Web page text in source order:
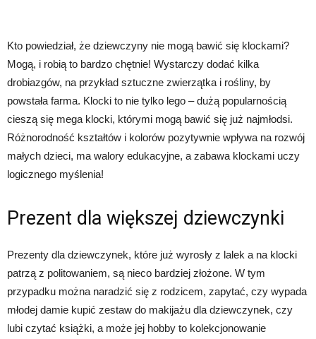
Kto powiedział, że dziewczyny nie mogą bawić się klockami?
Mogą, i robią to bardzo chętnie! Wystarczy dodać kilka
drobiazgów, na przykład sztuczne zwierzątka i rośliny, by
powstała farma. Klocki to nie tylko lego – dużą popularnością
cieszą się mega klocki, którymi mogą bawić się już najmłodsi.
Różnorodność kształtów i kolorów pozytywnie wpływa na rozwój
małych dzieci, ma walory edukacyjne, a zabawa klockami uczy
logicznego myślenia!
Prezent dla większej dziewczynki
Prezenty dla dziewczynek, które już wyrosły z lalek a na klocki
patrzą z politowaniem, są nieco bardziej złożone. W tym
przypadku można naradzić się z rodzicem, zapytać, czy wypada
młodej damie kupić zestaw do makijażu dla dziewczynek, czy
lubi czytać książki, a może jej hobby to kolekcjonowanie